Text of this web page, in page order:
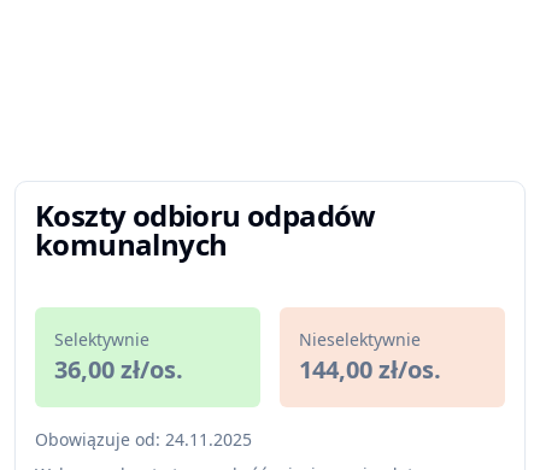
Koszty odbioru odpadów
komunalnych
Selektywnie
36,00 zł/os.
Nieselektywnie
144,00 zł/os.
Obowiązuje od: 24.11.2025